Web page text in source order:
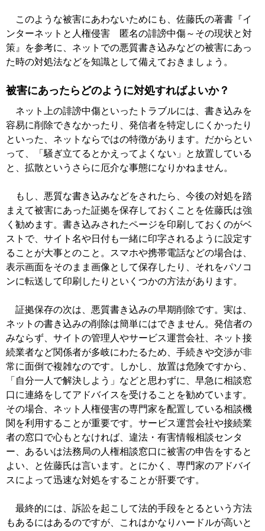
このような被害にあわないためにも、佐藤氏の著書『イ
ンターネットと人権侵害 匿名の誹謗中傷～その現状と対
策』を参考に、ネットでの悪質書き込みなどの被害にあっ
た時の対処法などを知識として備えておきましょう。
被害にあったらどのように対処すればよいか？
ネット上の誹謗中傷といったトラブルには、書き込みを
容易に削除できなかったり、発信者を特定しにくかったり
といった、ネットならではの特徴があります。だからとい
って、「騒ぎ立てるとかえってよくない」と放置している
と、拡散というさらに厄介な事態になりかねません。
もし、悪質な書き込みなどをされたら、今後の対処を踏
まえて被害にあった証拠を保存しておくことを佐藤氏は強
く勧めます。書き込みされたページを印刷しておくのがベ
ストで、サイト名や日付も一緒に印字されるように設定す
ることが大事とのこと。スマホや携帯電話などの場合は、
表示画面をそのまま画像として保存したり、それをパソコ
ンに転送して印刷したりといくつかの方法があります。
証拠保存の次は、悪質書き込みの早期削除です。実は、
ネットの書き込みの削除は簡単にはできません。発信者の
みならず、サイトの管理人やサービス運営会社、ネット接
続業者など関係者が多岐にわたるため、手続きや交渉が非
常に面倒で複雑なのです。しかし、放置は危険ですから、
「自分一人で解決しよう」などと思わずに、早急に相談窓
口に連絡をしてアドバイスを受けることを勧めています。
その場合、ネット人権侵害の専門家を配置している相談機
関を利用することが重要です。サービス運営会社や接続業
者の窓口で心もとなければ、違法・有害情報相談センタ
ー、あるいは法務局の人権相談窓口に被害の申告をすると
よい、と佐藤氏は言います。とにかく、専門家のアドバイ
スによって迅速な対処をすることが肝要です。
最終的には、訴訟を起こして法的手段をとるという方法
もあるにはあるのですが、これはかなりハードルが高いと